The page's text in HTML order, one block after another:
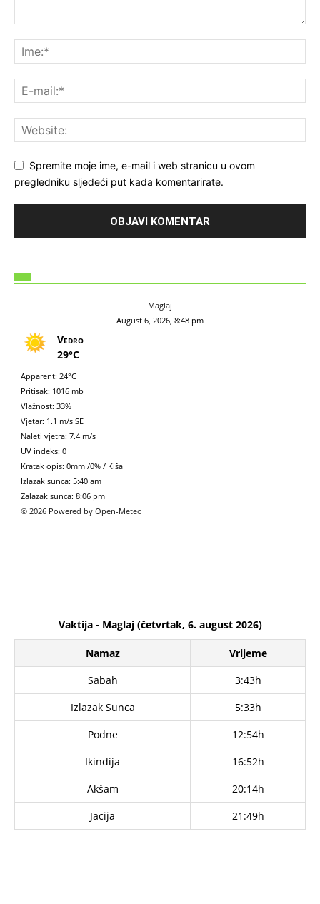
Spremite moje ime, e-mail i web stranicu u ovom
pregledniku sljedeći put kada komentarirate.
Maglaj
August 6, 2026, 8:48 pm
Vedro
29°C
Apparent: 24°C
Pritisak: 1016 mb
Vlažnost: 33%
Vjetar: 1.1 m/s SE
Naleti vjetra: 7.4 m/s
UV indeks: 0
Kratak opis: 0mm /0% / Kiša
Izlazak sunca: 5:40 am
Zalazak sunca: 8:06 pm
© 2026 Powered by Open-Meteo
Vaktija - Maglaj (četvrtak, 6. august 2026)
Namaz
Vrijeme
Sabah
3:43h
Izlazak Sunca
5:33h
Podne
12:54h
Ikindija
16:52h
Akšam
20:14h
Jacija
21:49h